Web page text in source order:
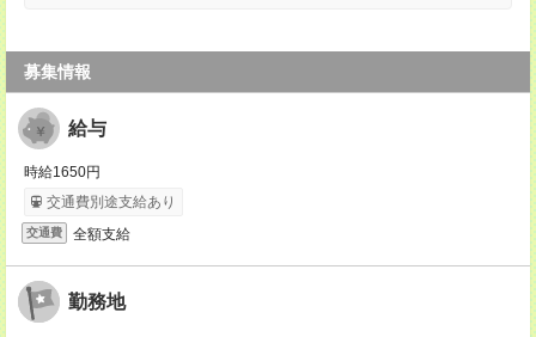
募集情報
給与
時給1650円
交通費別途支給あり
交通費 全額支給
勤務地